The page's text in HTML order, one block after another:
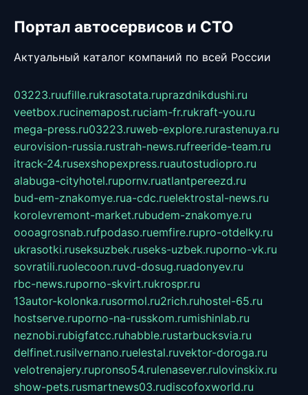
Портал автосервисов и СТО
Актуальный каталог компаний по всей России
03223.ruufille.rukrasotata.ruprazdnikdushi.ru
veetbox.rucinemapost.ruciam-fr.rukraft-you.ru
mega-press.ru03223.ruweb-explore.rurastenuya.ru
eurovision-russia.rustrah-news.rufreeride-team.ru
itrack-24.rusexshopexpress.ruautostudiopro.ru
alabuga-cityhotel.rupornv.ruatlantpereezd.ru
bud-em-znakomye.rua-cdc.ruelektrostal-news.ru
korolevremont-market.rubudem-znakomye.ru
oooagrosnab.rufpodaso.ruemfire.rupro-otdelky.ru
ukrasotki.ruseksuzbek.ruseks-uzbek.ruporno-vk.ru
sovratili.ruolecoon.ruvd-dosug.ruadonyev.ru
rbc-news.ruporno-skvirt.rukrospr.ru
13autor-kolonka.rusormol.ru2rich.ruhostel-65.ru
hostserve.ruporno-na-russkom.rumishinlab.ru
neznobi.rubigfatcc.ruhabble.rustarbucksvia.ru
delfinet.rusilvernano.ruelestal.ruvektor-doroga.ru
velotrenajery.rupronso54.rulenasever.rulovinskix.ru
show-pets.rusmartnews03.rudiscofoxworld.ru